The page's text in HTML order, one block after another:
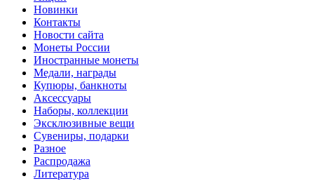
Новинки
Контакты
Новости сайта
Монеты России
Иностранные монеты
Медали, награды
Купюры, банкноты
Аксессуары
Наборы, коллекции
Эксклюзивные вещи
Сувениры, подарки
Разное
Распродажа
Литература